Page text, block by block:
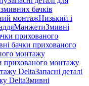
бачків
монтажНизький і
МанжетиЗмивні
прихованого
бачки прихованого
монтажу
прихованого монтажу
DeltaЗапасні деталі
DeltaЗмивні